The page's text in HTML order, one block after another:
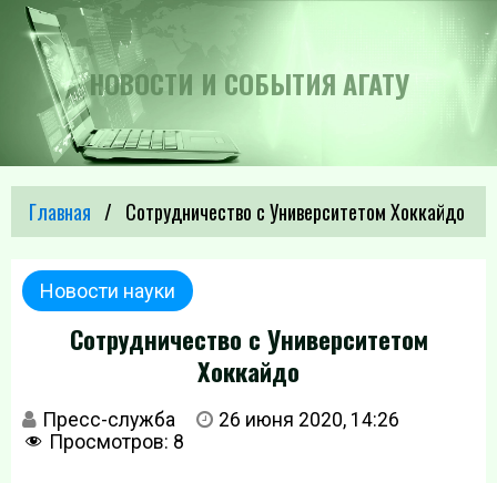
НОВОСТИ И СОБЫТИЯ АГАТУ
Главная Сотрудничество с Университетом Хоккайдо
Новости науки
Сотрудничество с Университетом
Хоккайдо
Пресс-служба
26 июня 2020, 14:26
Просмотров: 8